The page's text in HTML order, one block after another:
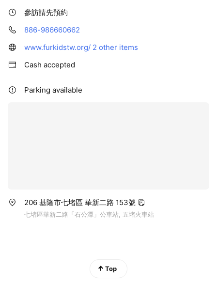
參訪請先預約
886-986660662
www.furkidstw.org/ 2 other items
Cash accepted
Parking available
206 基隆市七堵區 華新二路 153號
七堵區華新二路「石公潭」公車站, 五堵火車站
Top